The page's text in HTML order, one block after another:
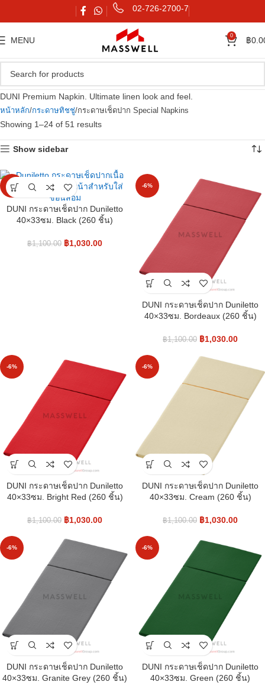
02-726-2700-7
MENU 0 ฿
DUNI Premium Napkin. Ultimate linen look and feel.
หน้าหลัก กระดาษทิชชู่ กระดาษเช็ดปาก Special Napkins
Showing 1–24 of 51 results
Show sidebar
-6%
DUNI กระดาษเช็ดปาก Duniletto
40×33ซม. Black (260 ชิ้น)
฿1,100.00 ฿1,030.00
-6%
DUNI กระดาษเช็ดปาก Duniletto
40×33ซม. Bordeaux (260 ชิ้น)
฿1,100.00 ฿1,030.00
-6%
DUNI กระดาษเช็ดปาก Duniletto
40×33ซม. Bright Red (260 ชิ้น)
฿1,100.00 ฿1,030.00
-6%
DUNI กระดาษเช็ดปาก Duniletto
40×33ซม. Cream (260 ชิ้น)
฿1,100.00 ฿1,030.00
-6%
DUNI กระดาษเช็ดปาก Duniletto
40×33ซม. Granite Grey (260 ชิ้น)
-6%
DUNI กระดาษเช็ดปาก Duniletto
40×33ซม. Green (260 ชิ้น)